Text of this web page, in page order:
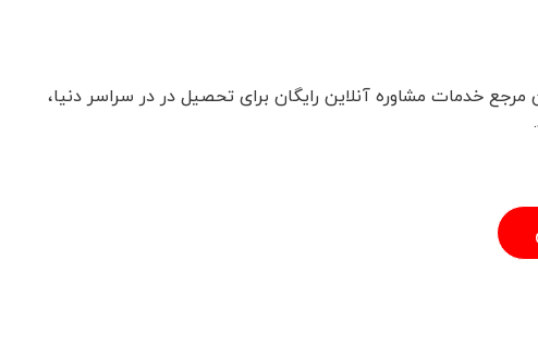
خدمات مشاوره آنلاین رایگان برای تحصیل در در سراسر دنیا،